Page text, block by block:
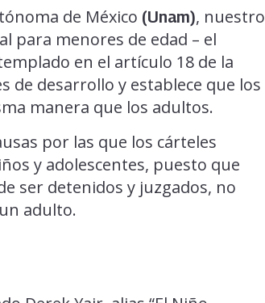
de México (Unam), nuestro
para menores de edad – el
en el artículo 18 de la
de desarrollo y establece que los
manera que los adultos.
por las que los cárteles
y adolescentes, puesto que
ser detenidos y juzgados, no
adulto.